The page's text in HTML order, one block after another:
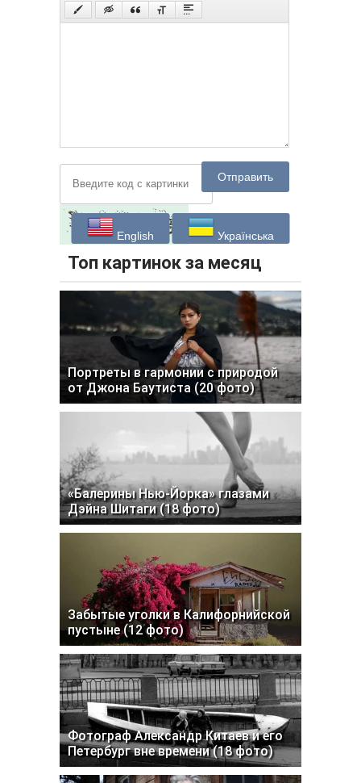
Отправить
English Українська
Топ картинок за месяц
Портреты в гармонии с природой
от Джона Баутиста (20 фото)
«Балерины Нью-Йорка» глазами
Дэйна Шитаги (18 фото)
Забытые уголки в Калифорнийской
пустыне (12 фото)
Фотограф Александр Китаев и его
Петербург вне времени (18 фото)